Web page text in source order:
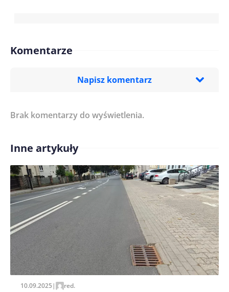
Komentarze
Napisz komentarz
Treść komentarza*
Imię/ Nick*
Zapamiętaj moje dane w tej przeglądarce podczas
pisania kolejnych komentarzy.
Brak komentarzy do wyświetlenia.
Inne artykuły
10.09.2025| red.